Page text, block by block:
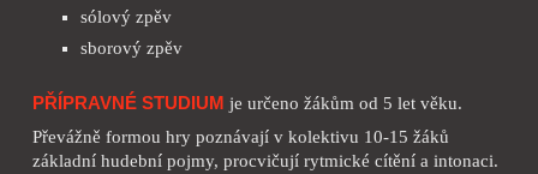
sólový zpěv
sborový zpěv
PŘÍPRAVNÉ STUDIUM je určeno žákům od 5 let věku.
Převážně formou hry poznávají v kolektivu 10-15 žáků
základní hudební pojmy, procvičují rytmické cítění a intonaci.